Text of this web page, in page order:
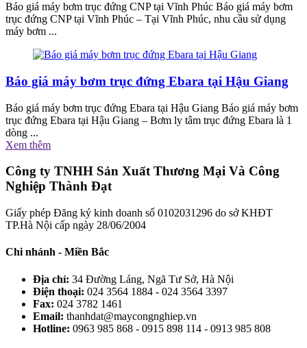
Báo giá máy bơm trục đứng CNP tại Vĩnh Phúc Báo giá máy bơm
trục đứng CNP tại Vĩnh Phúc – Tại Vĩnh Phúc, nhu cầu sử dụng
máy bơm ...
Báo giá máy bơm trục đứng Ebara tại Hậu Giang
Báo giá máy bơm trục đứng Ebara tại Hậu Giang Báo giá máy bơm
trục đứng Ebara tại Hậu Giang – Bơm ly tâm trục đứng Ebara là 1
dòng ...
Xem thêm
Công ty TNHH Sản Xuất Thương Mại Và Công
Nghiệp Thành Đạt
Giấy phép Đăng ký kinh doanh số 0102031296 do sở KHĐT
TP.Hà Nội cấp ngày 28/06/2004
Chi nhánh - Miền Bắc
Địa chỉ: 34 Đường Láng, Ngã Tư Sở, Hà Nội
Điện thoại: 024 3564 1884 - 024 3564 3397
Fax: 024 3782 1461
Email: thanhdat@maycongnghiep.vn
Hotline: 0963 985 868 - 0915 898 114 - 0913 985 808